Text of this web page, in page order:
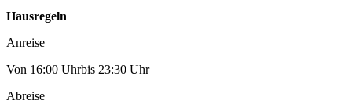
Hausregeln
Anreise
Von 16:00 Uhrbis 23:30 Uhr
Abreise